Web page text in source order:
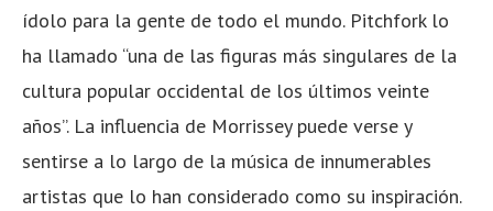
ídolo para la gente de todo el mundo. Pitchfork lo
ha llamado “una de las figuras más singulares de la
cultura popular occidental de los últimos veinte
años”. La influencia de Morrissey puede verse y
sentirse a lo largo de la música de innumerables
artistas que lo han considerado como su inspiración.